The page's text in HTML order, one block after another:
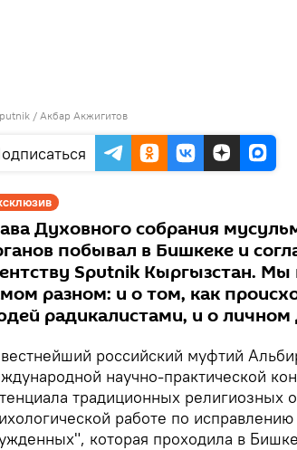
/ Акбар Акжигитов
Духовного собрания
побывал в Бишкеке и
Sputnik Кыргызстан.
разном: и о том, как
радикалистами, и о личном
российский муфтий
научно-практической
традиционных религиозных
работе по
которая проходила в